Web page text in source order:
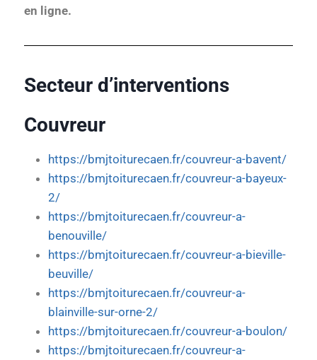
en ligne.
Secteur d’interventions
Couvreur
https://bmjtoiturecaen.fr/couvreur-a-bavent/
https://bmjtoiturecaen.fr/couvreur-a-bayeux-
2/
https://bmjtoiturecaen.fr/couvreur-a-
benouville/
https://bmjtoiturecaen.fr/couvreur-a-bieville-
beuville/
https://bmjtoiturecaen.fr/couvreur-a-
blainville-sur-orne-2/
https://bmjtoiturecaen.fr/couvreur-a-boulon/
https://bmjtoiturecaen.fr/couvreur-a-